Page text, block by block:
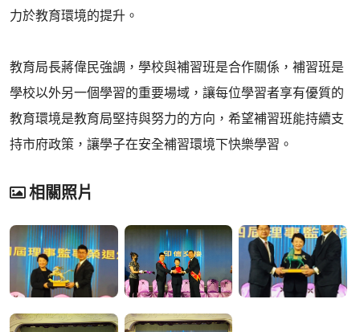
力於教育環境的提升。
教育局長蔣偉民強調，學校與補習班是合作關係，補習班是
學校以外另一個學習的重要場域，讓每位學習者享有優質的
教育環境是教育局堅持與努力的方向，希望補習班能持續支
持市府政策，讓學子在安全補習環境下快樂學習。
相關照片